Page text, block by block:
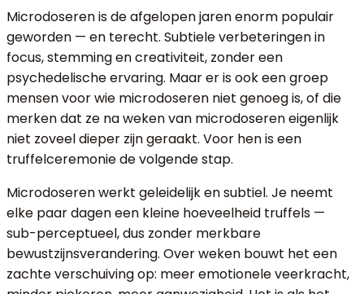
Microdoseren is de afgelopen jaren enorm populair
geworden — en terecht. Subtiele verbeteringen in
focus, stemming en creativiteit, zonder een
psychedelische ervaring. Maar er is ook een groep
mensen voor wie microdoseren niet genoeg is, of die
merken dat ze na weken van microdoseren eigenlijk
niet zoveel dieper zijn geraakt. Voor hen is een
truffelceremonie de volgende stap.
Microdoseren werkt geleidelijk en subtiel. Je neemt
elke paar dagen een kleine hoeveelheid truffels —
sub-perceptueel, dus zonder merkbare
bewustzijnsverandering. Over weken bouwt het een
zachte verschuiving op: meer emotionele veerkracht,